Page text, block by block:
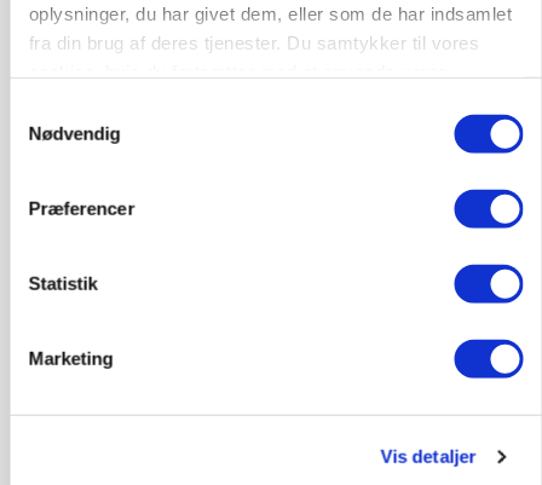
oplysninger, du har givet dem, eller som de har indsamlet
fra din brug af deres tjenester. Du samtykker til vores
Nødvendig
Præferencer
Statistik
Marketing
Vis detaljer
POLITIK
»Nu stopper I«: Landbrugsdebattør og
gødskningslov